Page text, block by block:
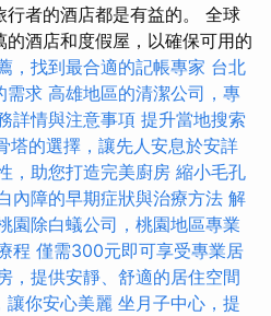
者的酒店都是有益的。 全球
酒店和度假屋，以確保可用的
，找到最合適的記帳專家 台北
需求 高雄地區的清潔公司，專
詳情與注意事項 提升當地搜索
塔的選擇，讓先人安息於安詳
，助您打造完美廚房 縮小毛孔
內障的早期症狀與治療方法 解
園除白蟻公司，桃園地區專業
程 僅需300元即可享受專業居
，提供安靜、舒適的居住空間
讓你安心美麗 坐月子中心，提